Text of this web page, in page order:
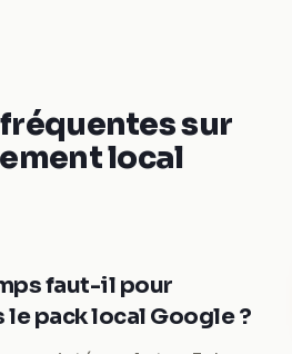
sur
local
faut-il pour
le pack local Google ?